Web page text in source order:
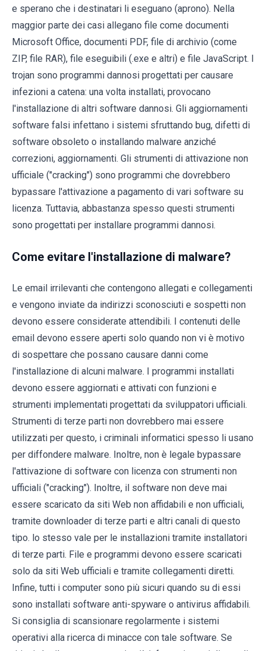
e sperano che i destinatari li eseguano (aprono). Nella
maggior parte dei casi allegano file come documenti
Microsoft Office, documenti PDF, file di archivio (come
ZIP, file RAR), file eseguibili (.exe e altri) e file JavaScript. I
trojan sono programmi dannosi progettati per causare
infezioni a catena: una volta installati, provocano
l'installazione di altri software dannosi. Gli aggiornamenti
software falsi infettano i sistemi sfruttando bug, difetti di
software obsoleto o installando malware anziché
correzioni, aggiornamenti. Gli strumenti di attivazione non
ufficiale ("cracking") sono programmi che dovrebbero
bypassare l'attivazione a pagamento di vari software su
licenza. Tuttavia, abbastanza spesso questi strumenti
sono progettati per installare programmi dannosi.
Come evitare l'installazione di malware?
Le email irrilevanti che contengono allegati e collegamenti
e vengono inviate da indirizzi sconosciuti e sospetti non
devono essere considerate attendibili. I contenuti delle
email devono essere aperti solo quando non vi è motivo
di sospettare che possano causare danni come
l'installazione di alcuni malware. I programmi installati
devono essere aggiornati e attivati ​​con funzioni e
strumenti implementati progettati da sviluppatori ufficiali.
Strumenti di terze parti non dovrebbero mai essere
utilizzati per questo, i criminali informatici spesso li usano
per diffondere malware. Inoltre, non è legale bypassare
l'attivazione di software con licenza con strumenti non
ufficiali ("cracking"). Inoltre, il software non deve mai
essere scaricato da siti Web non affidabili e non ufficiali,
tramite downloader di terze parti e altri canali di questo
tipo. lo stesso vale per le installazioni tramite installatori
di terze parti. File e programmi devono essere scaricati
solo da siti Web ufficiali e tramite collegamenti diretti.
Infine, tutti i computer sono più sicuri quando su di essi
sono installati software anti-spyware o antivirus affidabili.
Si consiglia di scansionare regolarmente i sistemi
operativi alla ricerca di minacce con tale software. Se